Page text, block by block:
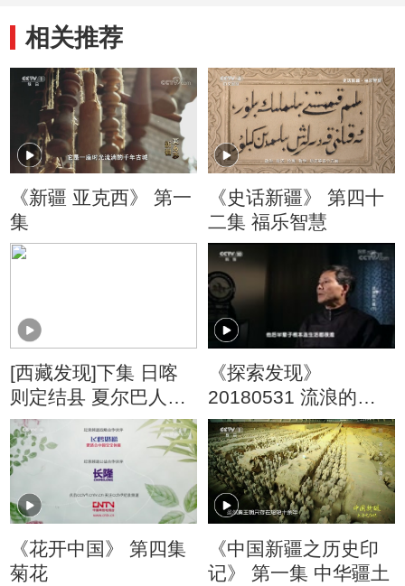
相关推荐
《新疆 亚克西》 第一
集
《史话新疆》 第四十
二集 福乐智慧
[西藏发现]下集 日喀
则定结县 夏尔巴人的
族群生活
《探索发现》
20180531 流浪的大
儒（下）
《花开中国》 第四集
菊花
《中国新疆之历史印
记》 第一集 中华疆土